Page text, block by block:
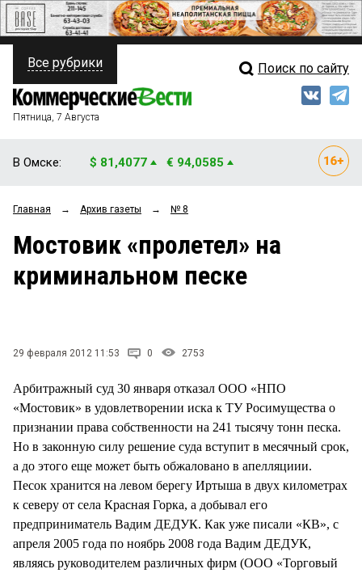
ПОЛИТИКА
ФИНАНСЫ
ОБЩЕСТВО
ЗАКОН
НОВОСТИ КОМПАНИЙ
СТИЛЬ ЖИЗНИ
Свежий выпуск
Рейтинги
Блоги
Все рубрики Поиск по сайту
Пятница, 7 Августа
В Омске: $ 81,4077 € 94,0585
Главная → Архив газеты → № 8
Мостовик «пролетел» на
криминальном песке
29 февраля 2012 11:53 0 2753
Арбитражный суд 30 января отказал ООО «НПО
«Мостовик» в удовлетворении иска к ТУ Росимущества о
признании права собственности на 241 тысячу тонн песка.
Но в законную силу решение суда вступит в месячный срок,
а до этого еще может быть обжаловано в апелляциии.
Песок хранится на левом берегу Иртыша в двух километрах
к северу от села Красная Горка, а добывал его
предприниматель Вадим ДЕДУК. Как уже писали «КВ», с
апреля 2005 года по ноябрь 2008 года Вадим ДЕДУК,
являясь руководителем различных фирм (ООО «Торговый